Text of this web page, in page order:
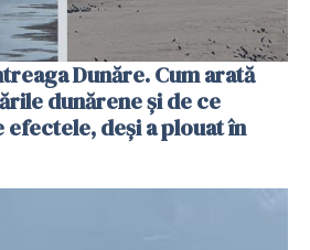
Dunăre. Cum arată
dunărene și de ce
efectele, deși a plouat în